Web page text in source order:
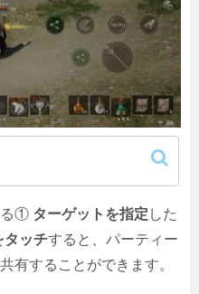
る① ターゲットを指定 した
ッチすると、パーティー
有することができます。